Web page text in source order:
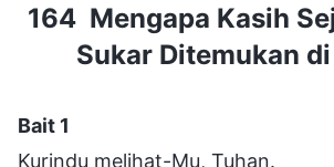
164 Mengapa Kasih
Sukar Ditemukan
Bait 1
Kurindu melihat-Mu, Tuhan.